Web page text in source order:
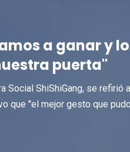
a ganar y
puerta"
Social ShiShiGang, se refirió
que "el mejor gesto que